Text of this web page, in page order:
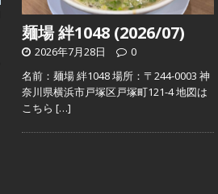
麺場 絆1048 (2026/07)
2026年7月28日
0
名前：麺場 絆1048 場所：〒244-0003 神
奈川県横浜市戸塚区戸塚町121-4 地図は
こちら […]